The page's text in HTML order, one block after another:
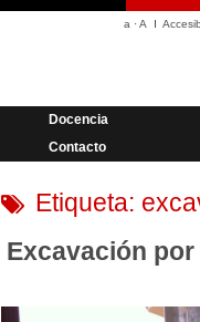
a ·A
Docencia
Contacto
Etiqueta:
Excavación